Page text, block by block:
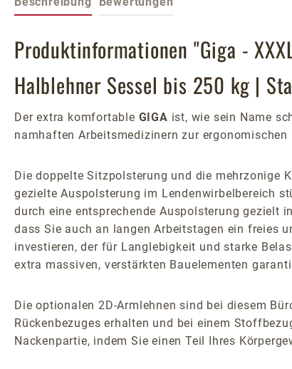
Produktinformationen "Giga -
Halblehner Sessel bis 250 kg |
Der extra komfortable GIGA ist, wie sein Name
namhaften Arbeitsmedizinern zur
Die doppelte Sitzpolsterung und die mehrzonige
gezielte Auspolsterung im Lendenwirbelbereich
durch eine entsprechende Auspolsterung gezielt
dass Sie auch an langen Arbeitstagen ein freies
investieren, der für Langlebigkeit und starke
extra massiven, verstärkten Bauelementen
Die optionalen 2D-Armlehnen sind bei diesem
Rückenbezuges erhalten und bei einem
Nackenpartie, indem Sie einen Teil Ihres